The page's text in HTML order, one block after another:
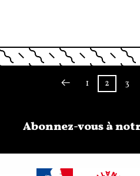
1 2 3
Abonnez-vous à